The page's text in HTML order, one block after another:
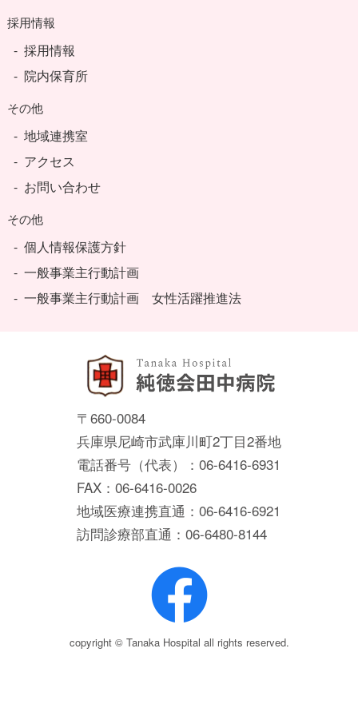
採用情報
採用情報
院内保育所
その他
地域連携室
アクセス
お問い合わせ
その他
個人情報保護方針
一般事業主行動計画
一般事業主行動計画 女性活躍推進法
〒660-0084
兵庫県尼崎市武庫川町2丁目2番地
電話番号（代表）：06-6416-6931
FAX：06-6416-0026
地域医療連携直通：06-6416-6921
訪問診療部直通：06-6480-8144
copyright © Tanaka Hospital all rights reserved.